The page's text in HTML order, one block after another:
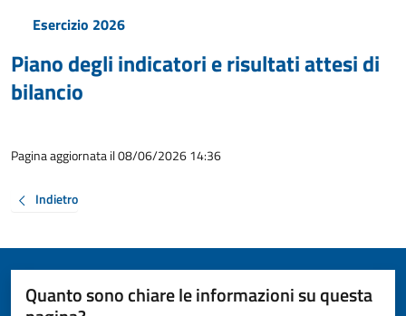
Esercizio 2026
Piano degli indicatori e risultati attesi di
bilancio
Pagina aggiornata il 08/06/2026 14:36
Indietro
Quanto sono chiare le informazioni su questa